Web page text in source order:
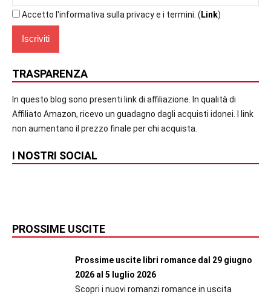
Accetto l'informativa sulla privacy e i termini. ( Link)
TRASPARENZA
In questo blog sono presenti link di affiliazione. In qualità di
Affiliato Amazon, ricevo un guadagno dagli acquisti idonei. I link
non aumentano il prezzo finale per chi acquista.
I NOSTRI SOCIAL
PROSSIME USCITE
Prossime uscite libri romance dal 29 giugno
2026 al 5 luglio 2026
Scopri i nuovi romanzi romance in uscita